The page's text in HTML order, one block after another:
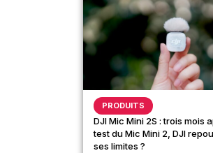
PRODUITS
DJI Mic Mini 2S : trois mois
test du Mic Mini 2, DJI
ses limites ?